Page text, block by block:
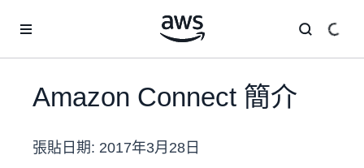
Amazon Connect 簡介
張貼日期: 2017年3月28日